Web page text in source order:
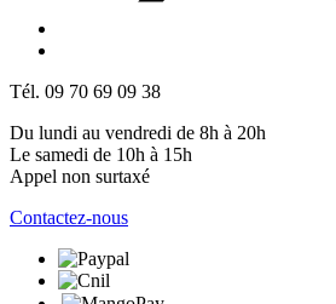
Tél. 09 70 69 09 38
Du lundi au vendredi de 8h à 20h
Le samedi de 10h à 15h
Appel non surtaxé
Contactez-nous